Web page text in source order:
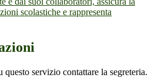
scolastiche e rappresenta
servizio contattare la segreteria.